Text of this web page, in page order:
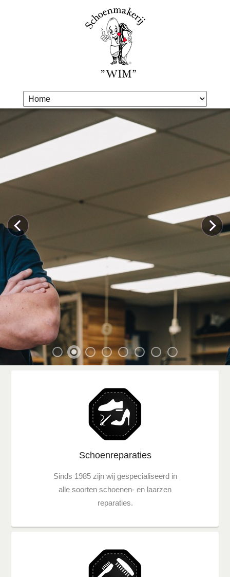
Schoenreparaties
Sinds 1985 zijn wij gespecialiseerd in
alle soorten schoenen- en laarzen
reparaties.